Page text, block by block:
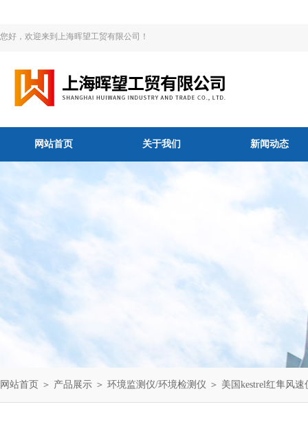
您好，欢迎来到上海晖望工贸有限公司！
网站首页 关于我们 新闻动态
网站首页 ＞ 产品展示 ＞ 环境监测仪/环境检测仪 ＞ 美国kestrel红隼风速